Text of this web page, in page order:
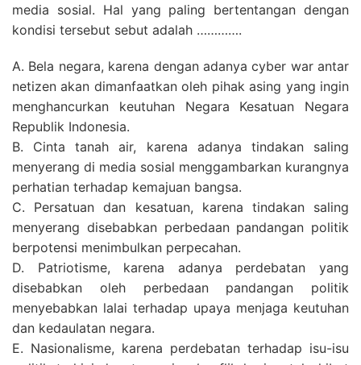
media sosial. Hal yang paling bertentangan dengan
kondisi tersebut sebut adalah ………….
A. Bela negara, karena dengan adanya cyber war antar
netizen akan dimanfaatkan oleh pihak asing yang ingin
menghancurkan keutuhan Negara Kesatuan Negara
Republik Indonesia.
B. Cinta tanah air, karena adanya tindakan saling
menyerang di media sosial menggambarkan kurangnya
perhatian terhadap kemajuan bangsa.
C. Persatuan dan kesatuan, karena tindakan saling
menyerang disebabkan perbedaan pandangan politik
berpotensi menimbulkan perpecahan.
D. Patriotisme, karena adanya perdebatan yang
disebabkan oleh perbedaan pandangan politik
menyebabkan lalai terhadap upaya menjaga keutuhan
dan kedaulatan negara.
E. Nasionalisme, karena perdebatan terhadap isu-isu